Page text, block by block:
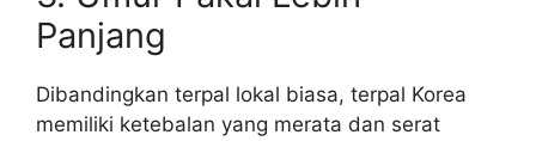
Panjang
Dibandingkan terpal lokal biasa, terpal Korea
memiliki ketebalan yang merata dan serat